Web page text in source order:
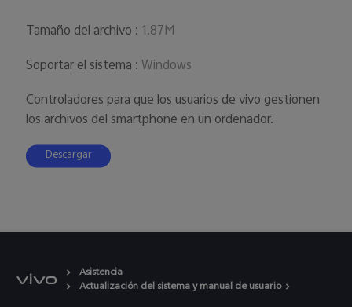
Tamaño del archivo : 1.87M
Soportar el sistema :Windows
Controladores para que los usuarios de vivo gestionen
los archivos del smartphone en un ordenador.
Descargar
Asistencia
Actualización del sistema y manual de usuario